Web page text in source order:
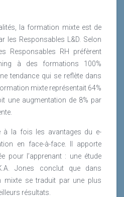
la formation mixte est de
les Responsables L&D. Selon
Responsables RH préfèrent
à des formations 100%
tendance qui se reflète dans
mixte représentait 64%
une augmentation de 8% par
à la fois les avantages du e-
en face-à-face. Il apporte
pour l’apprenant : une étude
Jones conclut que dans
mixte se traduit par une plus
résultats.